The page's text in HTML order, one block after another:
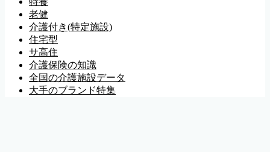
老健
介護付き(特定施設)
住宅型
サ高住
介護保険の知識
全国の介護施設データ
大手のブランド特集